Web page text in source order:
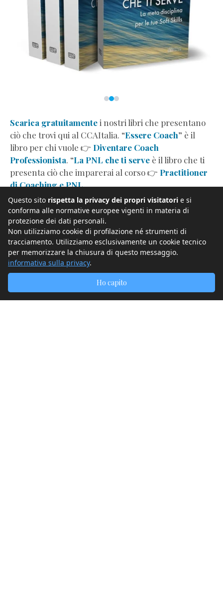
Scarica gratuitamentei nostri libri che presentano
ciò che trovi qui al CCAItalia. “Essere Coach” è il
libro per chi vuole 👉 Diventare Coach
Professionista. “La PNL che ti serve è il libro che ti
presenta ciò che imparerai al corso 👉 Practitioner
di Coaching e PNL.
E "Wellness Coaching per professionisti" è il libro
dedicato ai coach e professionisti che vorranno
frequentare il corso omonimo 👉
Coaching per professionisti. E se preferisci la
versione cartacea, la trovi su Amazon o altre librerie
online.
Questo sito rispetta la privacy dei propri visitatori e si
conforma alle normative europee vigenti in materia di
protezione dei dati personali.
Non utilizziamo cookie di profilazione né strumenti di
tracciamento. Utilizziamo esclusivamente un cookie tecnico
per memorizzare la chiusura di questo messaggio.
informativa sulla privacy.
Ho capito